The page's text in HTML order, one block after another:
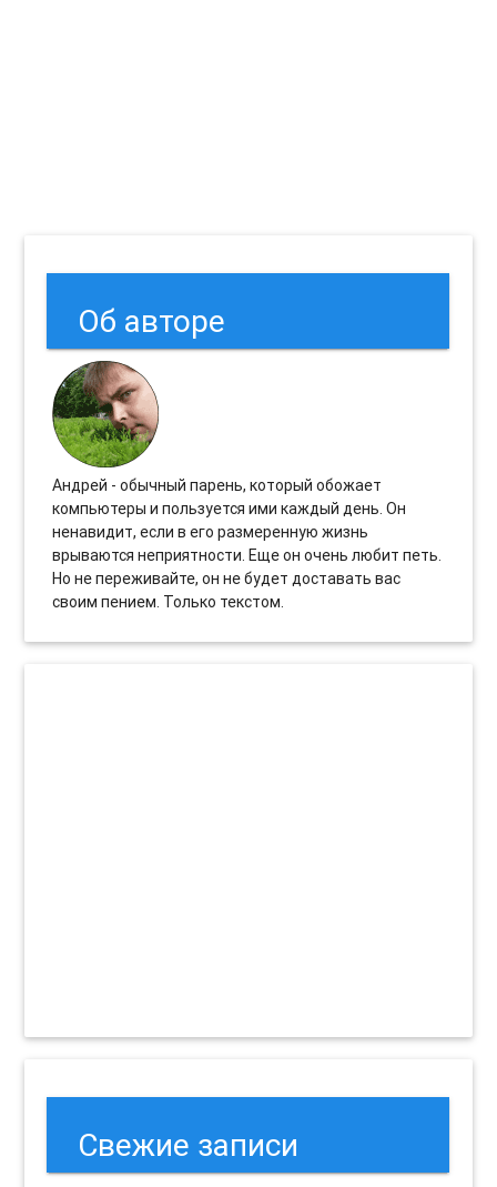
Об авторе
Андрей - обычный парень, который обожает
компьютеры и пользуется ими каждый день. Он
ненавидит, если в его размеренную жизнь
врываются неприятности. Еще он очень любит петь.
Но не переживайте, он не будет доставать вас
своим пением. Только текстом.
Свежие записи